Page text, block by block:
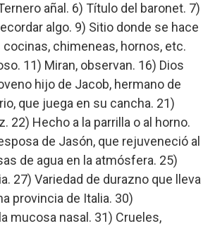
añal. 6) Título del baronet. 7)
algo. 9) Sitio donde se hace
cocinas, chimeneas, hornos, etc.
11) Miran, observan. 16) Dios
hijo de Jacob, hermano de
que juega en su cancha. 21)
22) Hecho a la parrilla o al horno.
de Jasón, que rejuveneció al
de agua en la atmósfera. 25)
27) Variedad de durazno que lleva
provincia de Italia. 30)
mucosa nasal. 31) Crueles,